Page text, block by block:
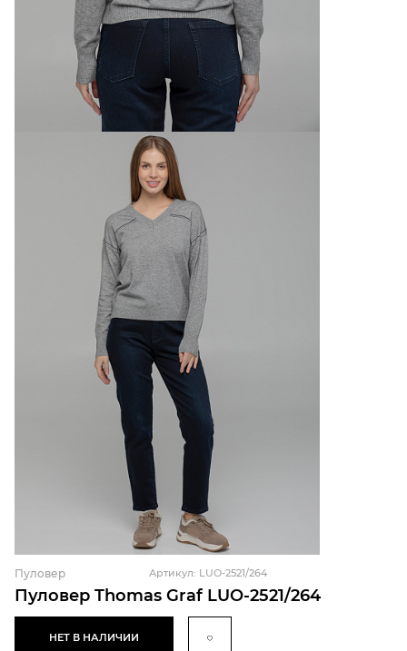
Пуловер Thomas Graf LUO-2521/264
Пуловер Артикул: LUO-2521/264
НЕТ В НАЛИЧИИ